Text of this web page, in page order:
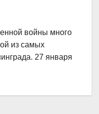
войны много
из самых
27 января